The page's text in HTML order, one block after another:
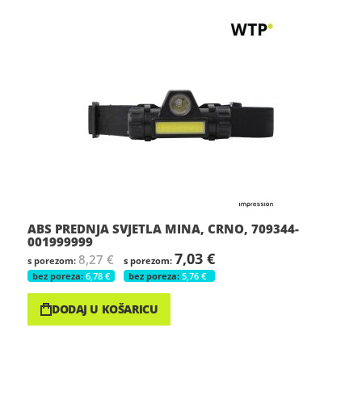
ABS PREDNJA SVJETLA MINA, CRNO, 709344-
001999999
8,27 €
6,78 €
7,03 €
5,76 €
DODAJ U KOŠARICU